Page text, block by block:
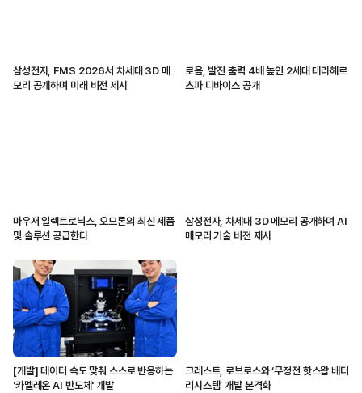
삼성전자, FMS 2026서 차세대 3D 메
모리 공개하며 미래 비전 제시
로옴, 발진 출력 4배 높인 2세대 테라헤르
츠파 디바이스 공개
마우저 일렉트로닉스, 오므론의 최신 제품
및 솔루션 공급한다
삼성전자, 차세대 3D 메모리 공개하며 AI
메모리 기술 비전 제시
[개발] 데이터 속도 맞춰 스스로 반응하는
'카멜레온 AI 반도체' 개발
크레스트, 로브로스와 ‘무정전 핫스왑 배터
리시스템’ 개발 본격화